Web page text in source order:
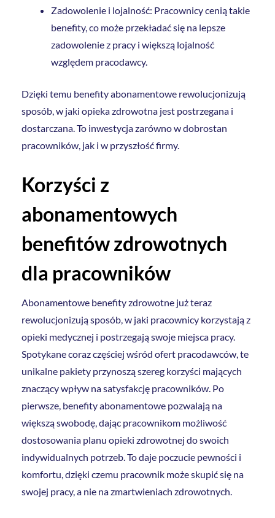
Zadowolenie i lojalność: Pracownicy cenią takie
benefity, co może przekładać się na lepsze
zadowolenie z pracy i większą lojalność
względem pracodawcy.
Dzięki temu benefity abonamentowe rewolucjonizują
sposób, w jaki opieka zdrowotna jest postrzegana i
dostarczana. To inwestycja zarówno w dobrostan
pracowników, jak i w przyszłość firmy.
Korzyści z
abonamentowych
benefitów zdrowotnych
dla pracowników
Abonamentowe benefity zdrowotne już teraz
rewolucjonizują sposób, w jaki pracownicy korzystają z
opieki medycznej i postrzegają swoje miejsca pracy.
Spotykane coraz częściej wśród ofert pracodawców, te
unikalne pakiety przynoszą szereg korzyści mających
znaczący wpływ na satysfakcję pracowników. Po
pierwsze, benefity abonamentowe pozwalają na
większą swobodę, dając pracownikom możliwość
dostosowania planu opieki zdrowotnej do swoich
indywidualnych potrzeb. To daje poczucie pewności i
komfortu, dzięki czemu pracownik może skupić się na
swojej pracy, a nie na zmartwieniach zdrowotnych.